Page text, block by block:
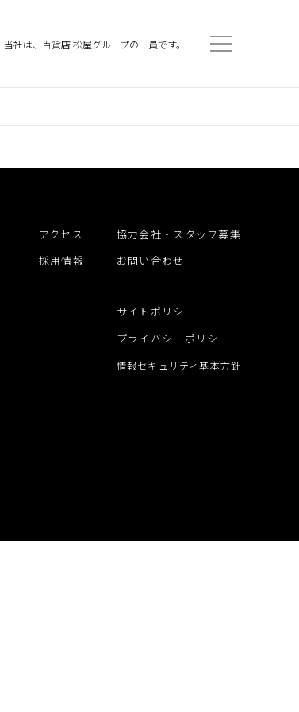
当社は、百貨店 松屋グループの一員です。
企業理念
会社概要
協力会社・スタッフ募集
お問い合わせ
アクセス
採用情報
協力会社・スタッフ募集
お問い合わせ
サイトポリシー
プライバシーポリシー
情報セキュリティ基本方針